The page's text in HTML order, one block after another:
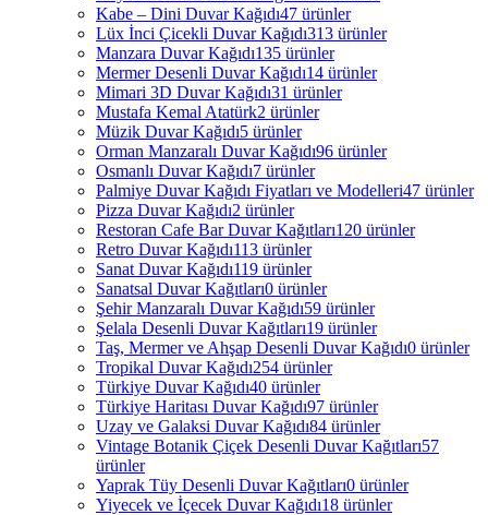
Kabe – Dini Duvar Kağıdı47 ürünler
Lüx İnci Çicekli Duvar Kağıdı313 ürünler
Manzara Duvar Kağıdı135 ürünler
Mermer Desenli Duvar Kağıdı14 ürünler
Mimari 3D Duvar Kağıdı31 ürünler
Mustafa Kemal Atatürk2 ürünler
Müzik Duvar Kağıdı5 ürünler
Orman Manzaralı Duvar Kağıdı96 ürünler
Osmanlı Duvar Kağıdı7 ürünler
Palmiye Duvar Kağıdı Fiyatları ve Modelleri47 ürünler
Pizza Duvar Kağıdı2 ürünler
Restoran Cafe Bar Duvar Kağıtları120 ürünler
Retro Duvar Kağıdı113 ürünler
Sanat Duvar Kağıdı119 ürünler
Sanatsal Duvar Kağıtları0 ürünler
Şehir Manzaralı Duvar Kağıdı59 ürünler
Şelala Desenli Duvar Kağıtları19 ürünler
Taş, Mermer ve Ahşap Desenli Duvar Kağıdı0 ürünler
Tropikal Duvar Kağıdı254 ürünler
Türkiye Duvar Kağıdı40 ürünler
Türkiye Haritası Duvar Kağıdı97 ürünler
Uzay ve Galaksi Duvar Kağıdı84 ürünler
Vintage Botanik Çiçek Desenli Duvar Kağıtları57
ürünler
Yaprak Tüy Desenli Duvar Kağıtları0 ürünler
Yiyecek ve İçecek Duvar Kağıdı18 ürünler